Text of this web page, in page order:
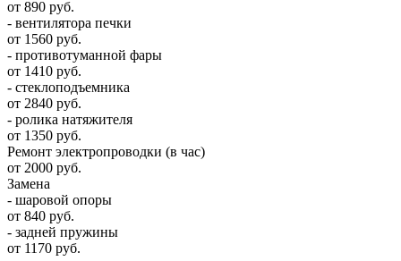
от 890 руб.
- вентилятора печки
от 1560 руб.
- противотуманной фары
от 1410 руб.
- стеклоподъемника
от 2840 руб.
- ролика натяжителя
от 1350 руб.
Ремонт электропроводки (в час)
от 2000 руб.
Замена
- шаровой опоры
от 840 руб.
- задней пружины
от 1170 руб.